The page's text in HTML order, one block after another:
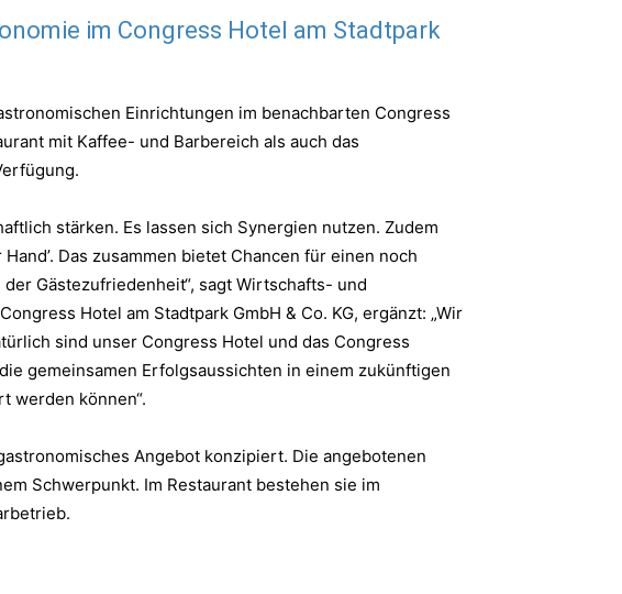
im Congress Hotel am Stadtpark
Einrichtungen im benachbarten Congress
mit Kaffee- und Barbereich als auch das
stärken. Es lassen sich Synergien nutzen. Zudem
Das zusammen bietet Chancen für einen noch
Gästezufriedenheit“, sagt Wirtschafts- und
Hotel am Stadtpark GmbH & Co. KG, ergänzt: „Wir
sind unser Congress Hotel und das Congress
gemeinsamen Erfolgsaussichten in einem zukünftigen
werden können“.
Angebot konzipiert. Die angebotenen
Schwerpunkt. Im Restaurant bestehen sie im